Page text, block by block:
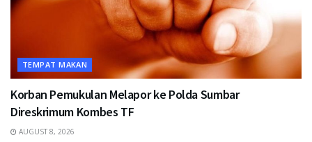
TEMPAT MAKAN
Korban Pemukulan Melapor ke Polda Sumbar
Direskrimum Kombes TF
AUGUST 8, 2026